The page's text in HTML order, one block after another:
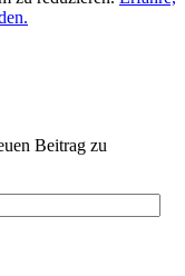
Beitrag zu